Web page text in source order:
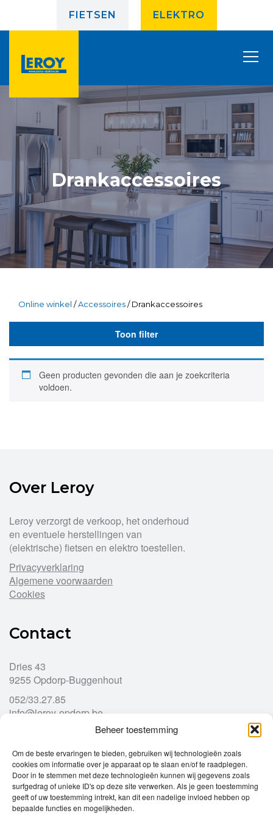
Beheer toestemming
Om de beste ervaringen te bieden, gebruiken wij technologieën zoals
cookies om informatie over je apparaat op te slaan en/of te raadplegen.
Door in te stemmen met deze technologieën kunnen wij gegevens zoals
surfgedrag of unieke ID's op deze site verwerken. Als je geen toestemming
geeft of uw toestemming intrekt, kan dit een nadelige invloed hebben op
bepaalde functies en mogelijkheden.
FIETSEN ELEKTRO
Drankaccessoires
Online winkel /Accessoires/ Drankaccessoires
Toon filter
Geen producten gevonden die aan je zoekcriteria
voldoen.
Over Leroy
Leroy verzorgt de verkoop, het onderhoud
en eventuele herstellingen van
(elektrische) fietsen en elektro toestellen.
Privacyverklaring
Algemene voorwaarden
Cookies
Contact
Dries 43
9255 Opdorp-Buggenhout
052/33.27.85
info@leroy-opdorp.be
Openingsuren
Ma
gesloten
Di
9u – 12u
13u – 18u00
Wo
9u – 12u
13u – 18u00